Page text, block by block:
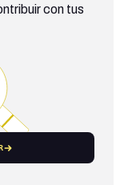
con tus